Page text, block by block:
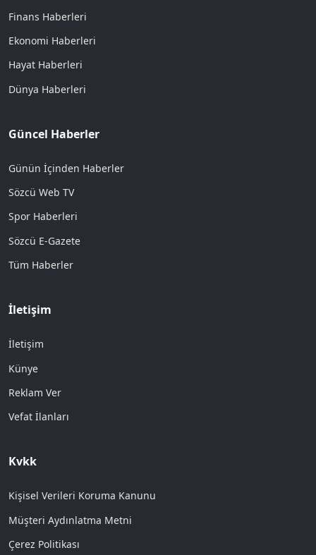
Finans Haberleri
Ekonomi Haberleri
Hayat Haberleri
Dünya Haberleri
Güncel Haberler
Günün İçinden Haberler
Sözcü Web TV
Spor Haberleri
Sözcü E-Gazete
Tüm Haberler
İletişim
İletişim
Künye
Reklam Ver
Vefat İlanları
Kvkk
Kişisel Verileri Koruma Kanunu
Müşteri Aydınlatma Metni
Çerez Politikası